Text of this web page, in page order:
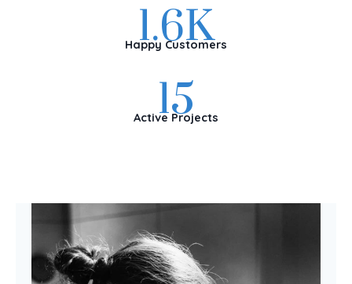
1.6K
Happy Customers
15
Active Projects